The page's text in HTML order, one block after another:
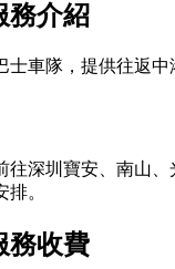
務介紹
車隊，提供往返
往深圳寶安、南山
。
務收費